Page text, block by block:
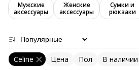
Мужские
аксессуары
Женские
аксессуары
Сумки и
рюкзаки
Цена Пол
Celine В наличии